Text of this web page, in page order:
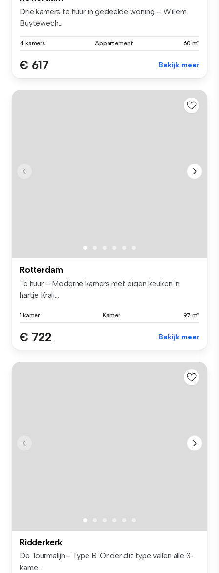
Drie kamers te huur in gedeelde woning – Willem
Buytewech...
4 kamers Appartement 60 m²
€ 617 Bekijk meer
Rotterdam
Te huur – Moderne kamers met eigen keuken in
hartje Krali...
1 kamer Kamer 97 m²
€ 722 Bekijk meer
Ridderkerk
De Tourmalijn - Type B: Onder dit type vallen alle 3-
kame...